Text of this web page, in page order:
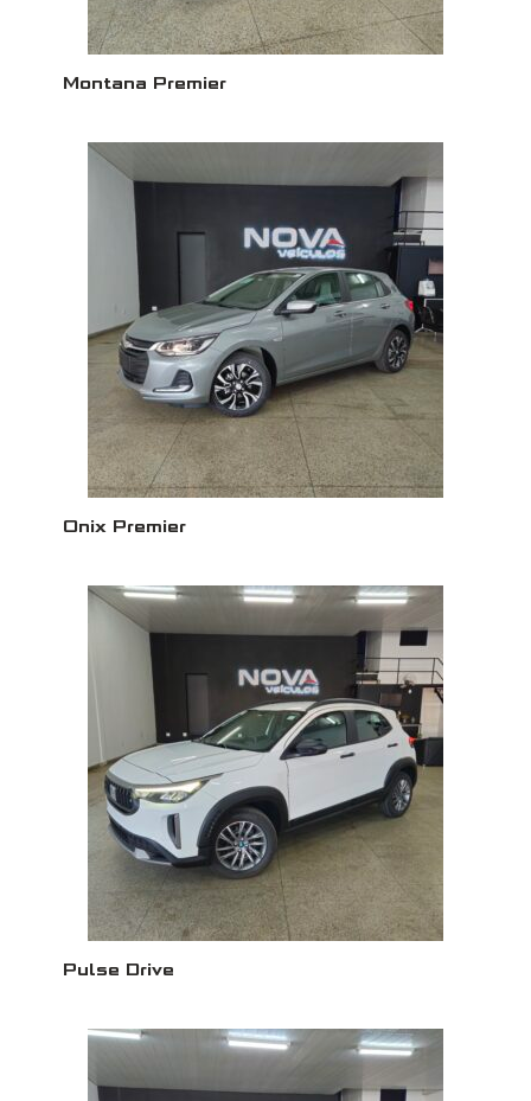
Montana Premier
Onix Premier
Pulse Drive